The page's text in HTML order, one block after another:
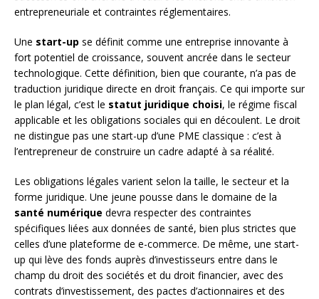
entrepreneuriale et contraintes réglementaires.
Une start-up se définit comme une entreprise innovante à
fort potentiel de croissance, souvent ancrée dans le secteur
technologique. Cette définition, bien que courante, n’a pas de
traduction juridique directe en droit français. Ce qui importe sur
le plan légal, c’est le statut juridique choisi, le régime fiscal
applicable et les obligations sociales qui en découlent. Le droit
ne distingue pas une start-up d’une PME classique : c’est à
l’entrepreneur de construire un cadre adapté à sa réalité.
Les obligations légales varient selon la taille, le secteur et la
forme juridique. Une jeune pousse dans le domaine de la
santé numérique devra respecter des contraintes
spécifiques liées aux données de santé, bien plus strictes que
celles d’une plateforme de e-commerce. De même, une start-
up qui lève des fonds auprès d’investisseurs entre dans le
champ du droit des sociétés et du droit financier, avec des
contrats d’investissement, des pactes d’actionnaires et des